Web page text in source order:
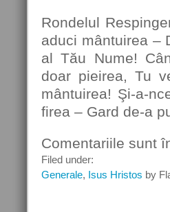
Rondelul
aduci mântuirea –
al Tău Nume!
doar pieirea, Tu
mântuirea! Şi-a-
firea – Gard de-a
Comentariile sunt
Filed under:
Generale, Isus Hristos by